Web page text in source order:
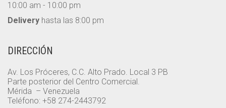
10:00 am - 10:00 pm
Delivery hasta las 8:00 pm
DIRECCIÓN
Av. Los Próceres, C.C. Alto Prado. Local 3 PB
Parte posterior del Centro Comercial.
Mérida – Venezuela
Teléfono: +58 274-2443792